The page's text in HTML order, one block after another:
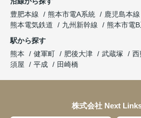
豊肥本線
熊本市電A系統 鹿児島本線
熊本電気鉄道
九州新幹線
熊本市電
駅から探す
熊本
健軍町 肥後大津 武蔵塚 西
須屋
平成 田崎橋
株式会社 Next